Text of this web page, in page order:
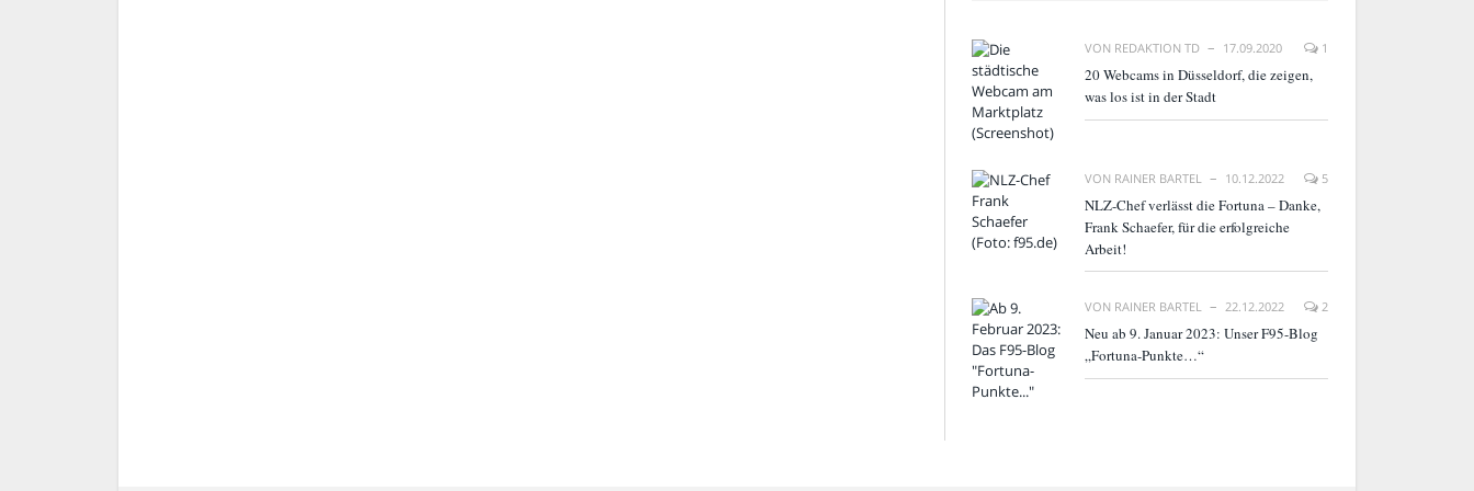
VON REDAKTION TD 17.09.2020 1
20 Webcams in Düsseldorf, die zeigen,
was los ist in der Stadt
VON RAINER BARTEL 10.12.2022 5
NLZ-Chef verlässt die Fortuna – Danke,
Frank Schaefer, für die erfolgreiche
Arbeit!
VON RAINER BARTEL 22.12.2022 2
Neu ab 9. Januar 2023: Unser F95-Blog
„Fortuna-Punkte…“